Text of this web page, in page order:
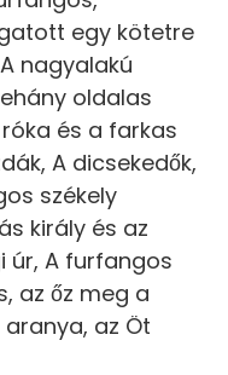
egy kötetre
nagyalakú
oldalas
és a farkas
A dicsekedők,
székely
király és az
úr, A furfangos
az őz meg a
az Öt